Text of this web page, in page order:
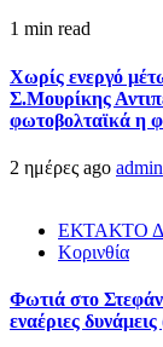
1 min read
Χωρίς ενεργό
Σ.Μουρίκης
φωτοβολταϊκά η
2 ημέρες ago admin
ΕΚΤΑΚΤΟ
Κορινθία
Φωτιά στο
εναέριες